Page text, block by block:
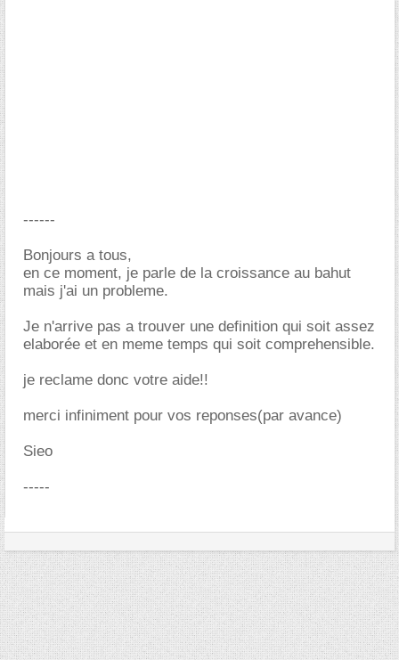
------
Bonjours a tous,
en ce moment, je parle de la croissance au bahut
mais j'ai un probleme.
Je n'arrive pas a trouver une definition qui soit assez
elaborée et en meme temps qui soit comprehensible.
je reclame donc votre aide!!
merci infiniment pour vos reponses(par avance)
Sieo
-----